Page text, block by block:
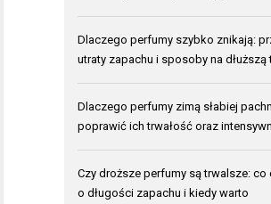
Dlaczego perfumy szybko znikają:
utraty zapachu i sposoby na dłuższą
Dlaczego perfumy zimą słabiej
poprawić ich trwałość oraz
Czy droższe perfumy są trwalsze: co
o długości zapachu i kiedy warto